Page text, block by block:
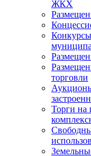
ЖКХ
торговли
Торги на